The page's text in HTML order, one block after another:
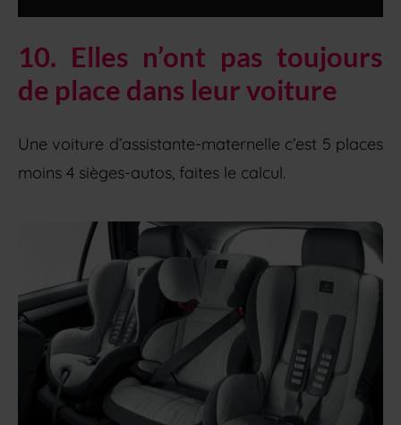
10. Elles n’ont pas toujours
de place dans leur voiture
Une voiture d’assistante-maternelle c’est 5 places
moins 4 sièges-autos, faites le calcul.